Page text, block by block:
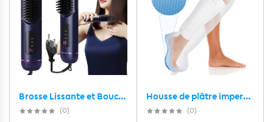
Brosse Lissante et Bouclante Électrique YX-228 – فرشاة تسريح الشعر
(0)
Housse de plâtre imperméable pour la douche, protection pour jambe adulte – غطاء عازل للمياه للرجل المكسورة كاملة
(0)